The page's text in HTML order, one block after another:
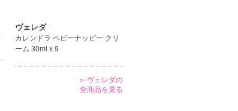
ヴェレダ
カレンドラ ベビーナッピー クリ
ーム 30ml x 9
ヴェレダの
全商品を見る